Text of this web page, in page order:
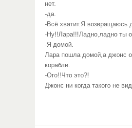
нет.
-да.
-Всё хватит.Я возвращаюсь
-Ну!!Лара!!!Ладно,ладно ты
-Я домой.
Лара пошла домой,а джонс
корабли.
-Ого!!Что это?!
Джонс ни когда такого не